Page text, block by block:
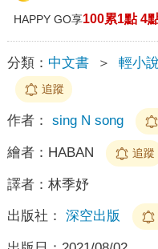
HAPPY GO享100累1點 4
分類： 中文書 ＞ 輕小說
追蹤
作者： sing N song
繪者： HABAN 追蹤
譯者： 林季妤
出版社： 深空出版